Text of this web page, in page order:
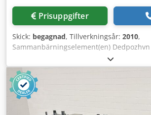
arkstorlek: 350 mm x 500 mm (upp till 356
med vissa konfigurationer). Minimal
80 gsm-papper (skapar en broschyr med
Maximal häfttjocklek: 5 mm (ungefär 50
Prisuppgifter
Skick: begagnad, Tillverkningsår: 2010,
Sammanbärningselement(en) Dedpozhvn
Kolbus: ZU 832.A Tillverkningsår: 2010
enheter: 1 - Antal insamlingsstationer: 3 -
tjocklekskontroll - Optisk